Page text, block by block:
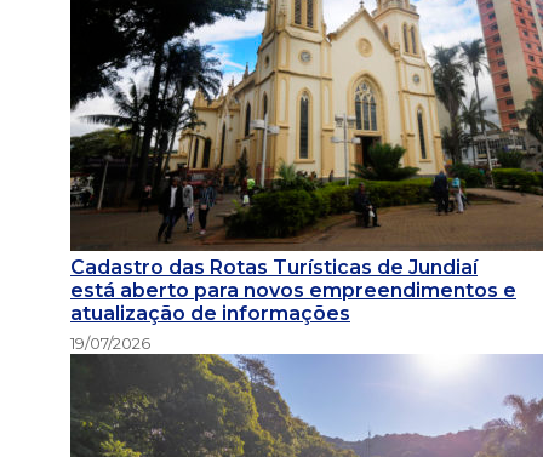
Cadastro das Rotas Turísticas de Jundiaí
está aberto para novos empreendimentos e
atualização de informações
19/07/2026